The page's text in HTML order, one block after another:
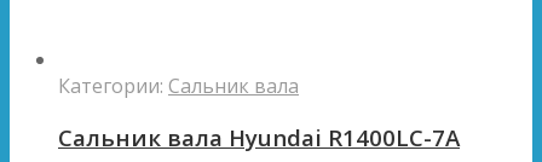
Категории: Сальник вала
Сальник вала Hyundai R1400LC-7A